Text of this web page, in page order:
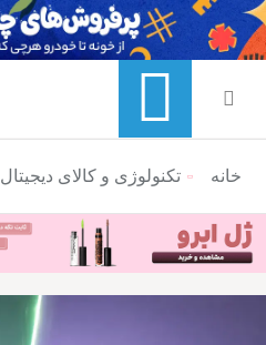
منوی ناوبری خرده نان
خانه تکنولوژی و کالای دیجیتال